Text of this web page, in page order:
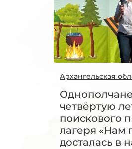
Архангельская
четвёртую
поискового
лагеря «Нам
досталась в